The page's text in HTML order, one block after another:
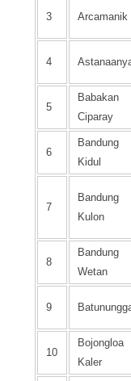
3 Arcamanik
4
5
Babakan
Ciparay
6
Bandung
Kidul
7
Bandung
Kulon
8
Bandung
Wetan
9
10
Bojongloa
Kaler